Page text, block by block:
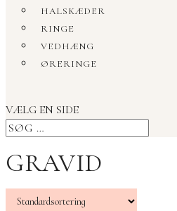
HALSKÆDER
RINGE
VEDHÆNG
ØRERINGE
VÆLG EN SIDE
GRAVID